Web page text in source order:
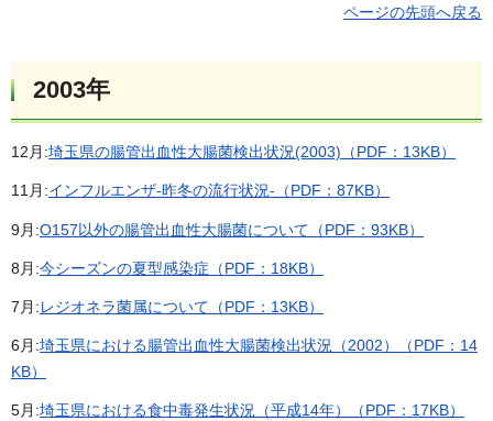
ページの先頭へ戻る
2003年
12月:埼玉県の腸管出血性大腸菌検出状況(2003)（PDF：13KB）
11月:インフルエンザ-昨冬の流行状況-（PDF：87KB）
9月:O157以外の腸管出血性大腸菌について（PDF：93KB）
8月:今シーズンの夏型感染症（PDF：18KB）
7月:レジオネラ菌属について（PDF：13KB）
6月:埼玉県における腸管出血性大腸菌検出状況（2002）（PDF：14
KB）
5月:埼玉県における食中毒発生状況（平成14年）（PDF：17KB）